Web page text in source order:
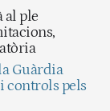
al ple
Guàrdia
controls pels